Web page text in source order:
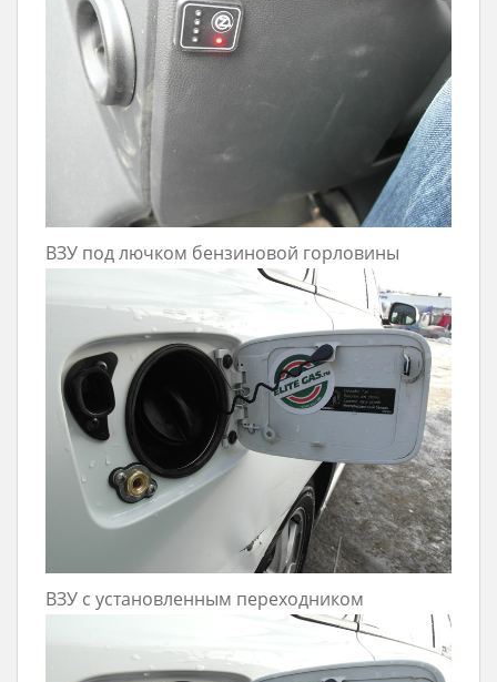
ВЗУ под лючком бензиновой горловины
ВЗУ с установленным переходником